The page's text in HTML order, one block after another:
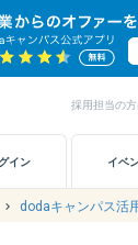
イン イベ
採用担当の
dodaキャンパス活